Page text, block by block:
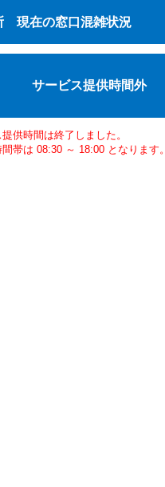
現在の窓口混雑状況
状況
ダー
サービス提供時間外
供時間は終了しました。
帯は 08:30 ～ 18:00 となります。